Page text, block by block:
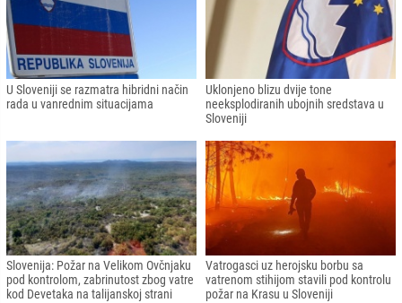
U Sloveniji se razmatra hibridni način
rada u vanrednim situacijama
Uklonjeno blizu dvije tone
neeksplodiranih ubojnih sredstava u
Sloveniji
Slovenija: Požar na Velikom Ovčnjaku
pod kontrolom, zabrinutost zbog vatre
kod Devetaka na talijanskoj strani
Vatrogasci uz herojsku borbu sa
vatrenom stihijom stavili pod kontrolu
požar na Krasu u Sloveniji